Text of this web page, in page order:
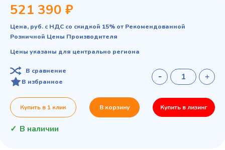
521 390 ₽
Цена, руб. с НДС со скидкой 15% от Рекомендованной
Розничной Цены Производителя
Цены указаны для центрально региона
В сравнение
В избранное
Купить в 1 клик В корзину Купить в лизинг
В наличии